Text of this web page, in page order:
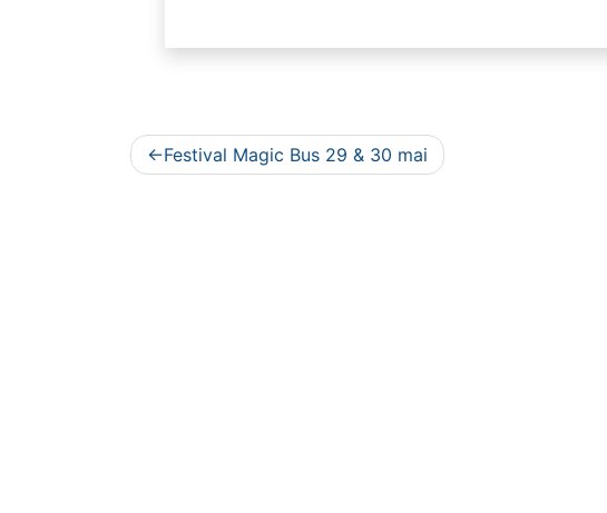
Navigation
Festival Magic Bus 29 & 30 mai